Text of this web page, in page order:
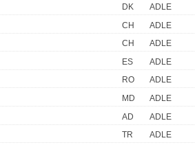
DK
ADLE
CH
ADLE
CH
ADLE
ES
ADLE
RO
ADLE
MD
ADLE
AD
ADLE
TR
ADLE